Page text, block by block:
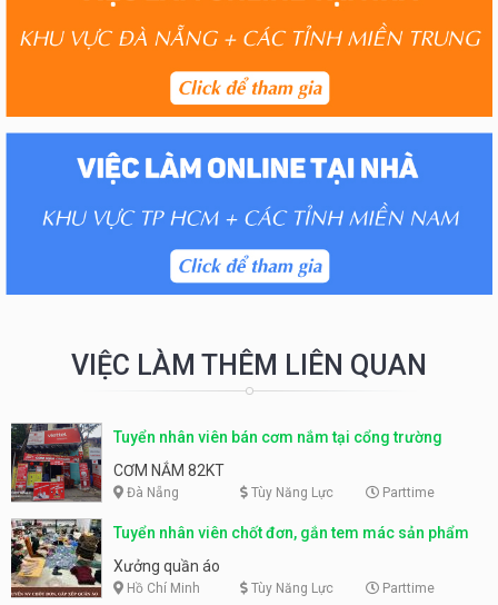
VIỆC LÀM THÊM LIÊN QUAN
Tuyển nhân viên bán cơm nắm tại cổng trường
CƠM NẮM 82KT
Đà Nẵng Tùy Năng Lực Parttime
Tuyển nhân viên chốt đơn, gắn tem mác sản phẩm
Xưởng quần áo
Hồ Chí Minh Tùy Năng Lực Parttime